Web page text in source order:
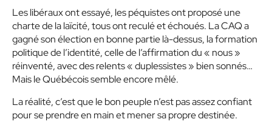
Les libéraux ont essayé, les péquistes ont proposé une
charte de la laïcité, tous ont reculé et échoués. La CAQ a
gagné son élection en bonne partie là-dessus, la formation
politique de l’identité, celle de l’affirmation du « nous »
réinventé, avec des relents « duplessistes » bien sonnés…
Mais le Québécois semble encore mêlé.
La réalité, c’est que le bon peuple n’est pas assez confiant
pour se prendre en main et mener sa propre destinée.